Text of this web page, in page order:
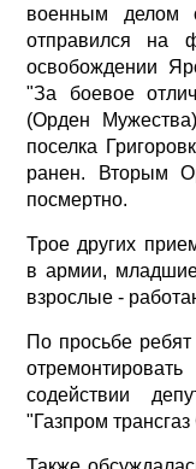
военным делом
отправился на
освобождении
"За боевое
(Орден
поселка
ранен. Вторым
посмертно.
Трое других
в армии,
взрослые -
По просьбе
содействии
"Газпром